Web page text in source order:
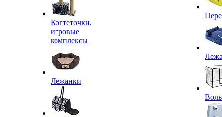
Когтеточки,
игровые
комплексы
Лежанки